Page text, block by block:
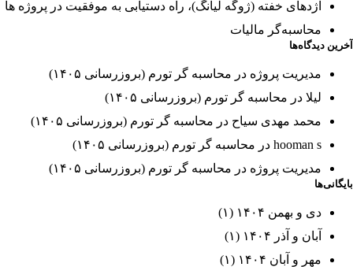
اژدهای خفته (ژوگه لیانگ)، راه دستیابی به موفقیت در پروژه ها
محاسبه‌گر مالیات
آخرین دیدگاه‌ها
مدیریت پروژه در محاسبه گر تورم (بروزرسانی ۱۴۰۵)
لیلا در محاسبه گر تورم (بروزرسانی ۱۴۰۵)
محمد مهدی سیاح در محاسبه گر تورم (بروزرسانی ۱۴۰۵)
hooman s در محاسبه گر تورم (بروزرسانی ۱۴۰۵)
مدیریت پروژه در محاسبه گر تورم (بروزرسانی ۱۴۰۵)
بایگانی‌ها
دی و بهمن ۱۴۰۴
(۱)
آبان و آذر ۱۴۰۴
(۱)
مهر و آبان ۱۴۰۴
(۱)